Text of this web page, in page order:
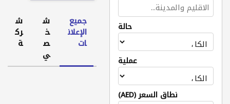
حالة
عملية
نطاق السعر (AED)
جميع
الإعلان
ات
ش
خ
ص
ي
ش
رك
ة